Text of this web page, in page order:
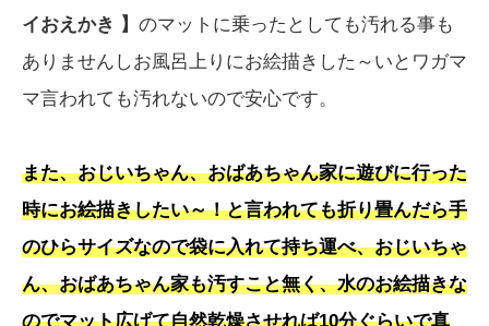
イおえかき 】 のマットに乗ったとしても汚れる事も
ありませんしお風呂上りにお絵描きした～いとワガマ
マ言われても汚れないので安心です。
また、おじいちゃん、おばあちゃん家に遊びに行った
時にお絵描きしたい～！と言われても折り畳んだら手
のひらサイズなので袋に入れて持ち運べ、おじいちゃ
ん、おばあちゃん家も汚すこと無く、水のお絵描きな
のでマット広げて自然乾燥させれば10分ぐらいで真